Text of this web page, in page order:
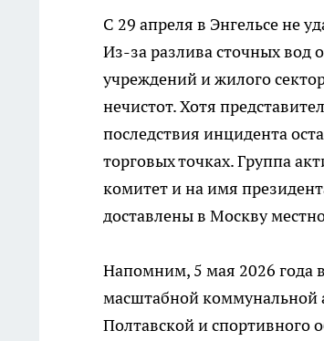
С 29 апреля в Энгельсе не
Из-за разлива сточных вод
учреждений и жилого
нечистот. Хотя
последствия инцидента
торговых точках. Группа
комитет и на имя
доставлены в Москву
Напомним, 5 мая 2026 года
масштабной коммунальной
Полтавской и спортивного